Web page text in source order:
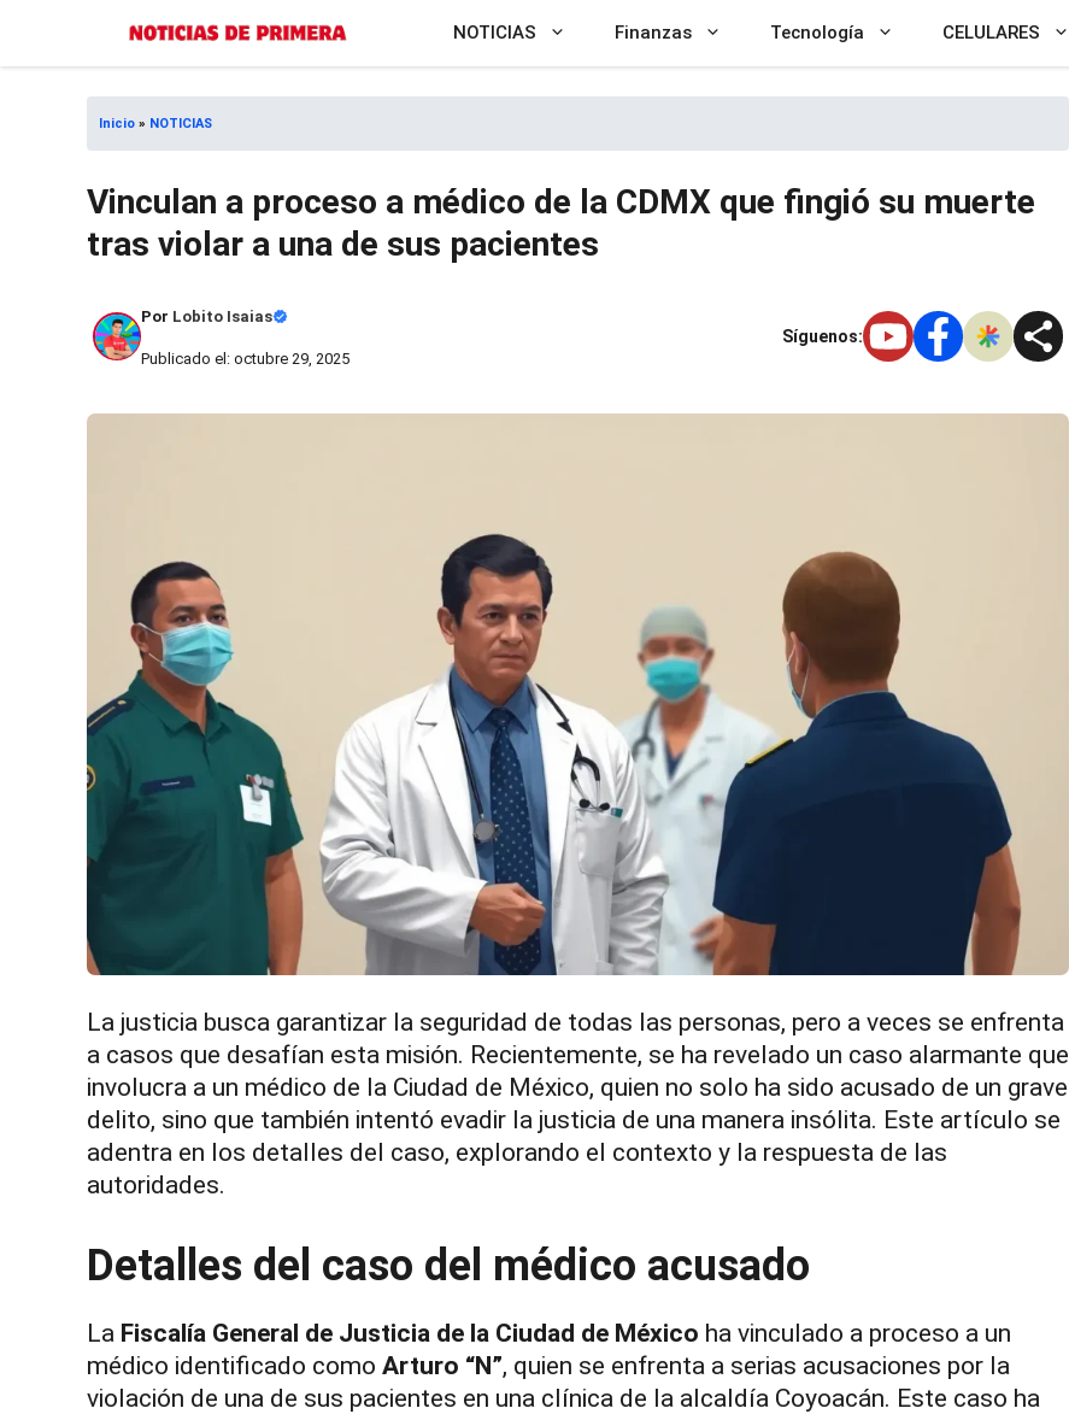
al
contenido
NOTICIAS Finanzas Tecnología CELULARES
Inicio » NOTICIAS
Vinculan a proceso a médico de la CDMX que fingió su muerte
tras violar a una de sus pacientes
Por Lobito Isaias
Publicado el: octubre 29, 2025
Síguenos:
La justicia busca garantizar la seguridad de todas las personas, pero a veces se enfrenta
a casos que desafían esta misión. Recientemente, se ha revelado un caso alarmante que
involucra a un médico de la Ciudad de México, quien no solo ha sido acusado de un grave
delito, sino que también intentó evadir la justicia de una manera insólita. Este artículo se
adentra en los detalles del caso, explorando el contexto y la respuesta de las
autoridades.
Detalles del caso del médico acusado
La Fiscalía General de Justicia de la Ciudad de México ha vinculado a proceso a un
médico identificado como Arturo “N”, quien se enfrenta a serias acusaciones por la
violación de una de sus pacientes en una clínica de la alcaldía Coyoacán. Este caso ha